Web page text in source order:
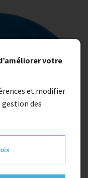
votre
et modifier
gestion des